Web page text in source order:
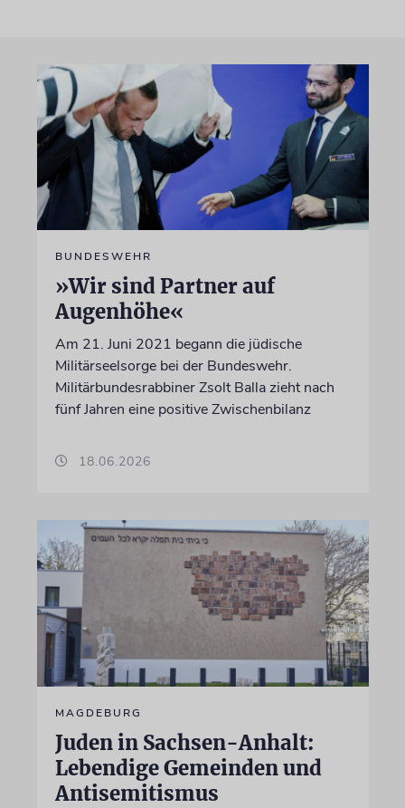
BUNDESWEHR
»Wir sind Partner auf
Augenhöhe«
Am 21. Juni 2021 begann die jüdische
Militärseelsorge bei der Bundeswehr.
Militärbundesrabbiner Zsolt Balla zieht nach
fünf Jahren eine positive Zwischenbilanz
18.06.2026
MAGDEBURG
Juden in Sachsen-Anhalt:
Lebendige Gemeinden und
Antisemitismus